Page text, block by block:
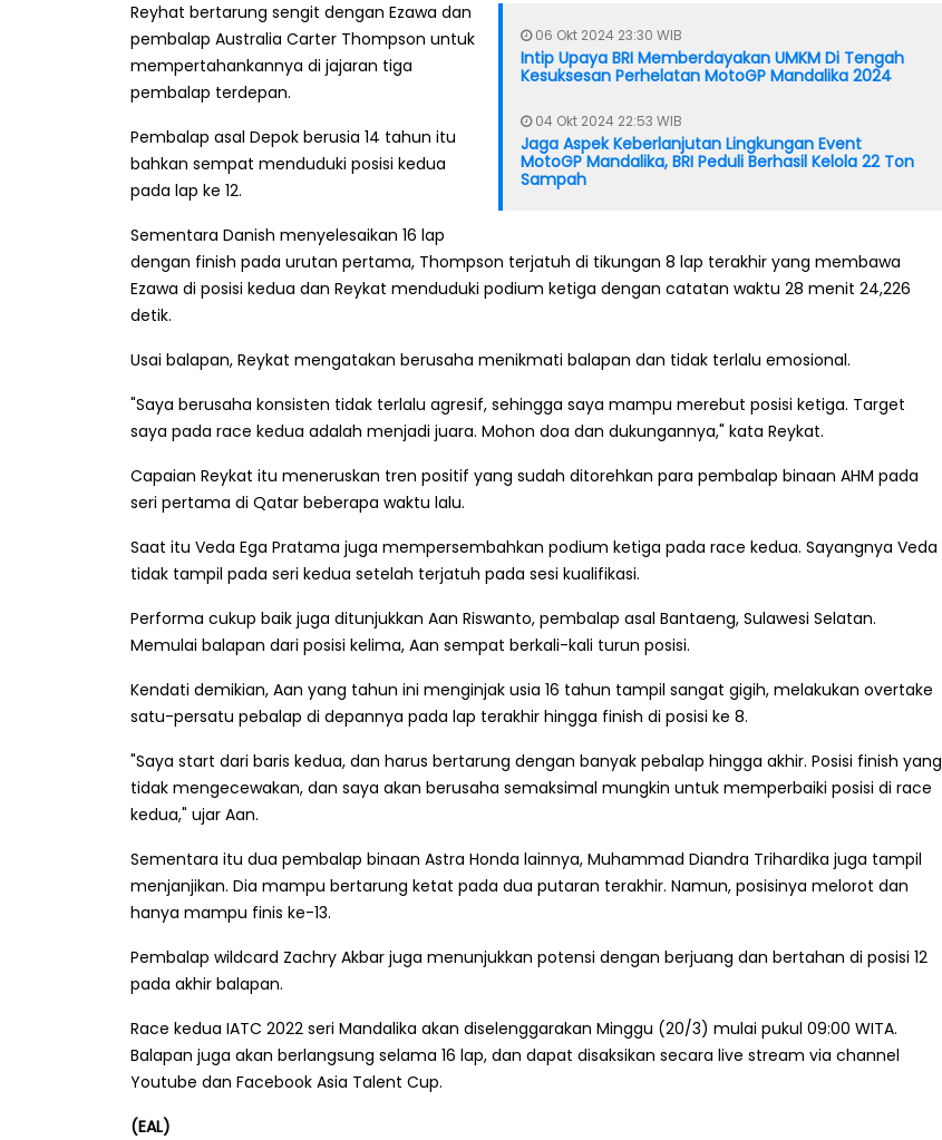
06 Okt 2024 23:30 WIB
Intip Upaya BRI Memberdayakan UMKM Di Tengah
Kesuksesan Perhelatan MotoGP Mandalika 2024
04 Okt 2024 22:53 WIB
Jaga Aspek Keberlanjutan Lingkungan Event
MotoGP Mandalika, BRI Peduli Berhasil Kelola 22 Ton
Sampah
Reyhat bertarung sengit dengan Ezawa dan
pembalap Australia Carter Thompson untuk
mempertahankannya di jajaran tiga
pembalap terdepan.
Pembalap asal Depok berusia 14 tahun itu
bahkan sempat menduduki posisi kedua
pada lap ke 12.
Sementara Danish menyelesaikan 16 lap
dengan finish pada urutan pertama, Thompson terjatuh di tikungan 8 lap terakhir yang membawa
Ezawa di posisi kedua dan Reykat menduduki podium ketiga dengan catatan waktu 28 menit 24,226
detik.
Usai balapan, Reykat mengatakan berusaha menikmati balapan dan tidak terlalu emosional.
"Saya berusaha konsisten tidak terlalu agresif, sehingga saya mampu merebut posisi ketiga. Target
saya pada race kedua adalah menjadi juara. Mohon doa dan dukungannya," kata Reykat.
Capaian Reykat itu meneruskan tren positif yang sudah ditorehkan para pembalap binaan AHM pada
seri pertama di Qatar beberapa waktu lalu.
Saat itu Veda Ega Pratama juga mempersembahkan podium ketiga pada race kedua. Sayangnya Veda
tidak tampil pada seri kedua setelah terjatuh pada sesi kualifikasi.
Performa cukup baik juga ditunjukkan Aan Riswanto, pembalap asal Bantaeng, Sulawesi Selatan.
Memulai balapan dari posisi kelima, Aan sempat berkali-kali turun posisi.
Kendati demikian, Aan yang tahun ini menginjak usia 16 tahun tampil sangat gigih, melakukan overtake
satu-persatu pebalap di depannya pada lap terakhir hingga finish di posisi ke 8.
"Saya start dari baris kedua, dan harus bertarung dengan banyak pebalap hingga akhir. Posisi finish yang
tidak mengecewakan, dan saya akan berusaha semaksimal mungkin untuk memperbaiki posisi di race
kedua," ujar Aan.
Sementara itu dua pembalap binaan Astra Honda lainnya, Muhammad Diandra Trihardika juga tampil
menjanjikan. Dia mampu bertarung ketat pada dua putaran terakhir. Namun, posisinya melorot dan
hanya mampu finis ke-13.
Pembalap wildcard Zachry Akbar juga menunjukkan potensi dengan berjuang dan bertahan di posisi 12
pada akhir balapan.
Race kedua IATC 2022 seri Mandalika akan diselenggarakan Minggu (20/3) mulai pukul 09:00 WITA.
Balapan juga akan berlangsung selama 16 lap, dan dapat disaksikan secara live stream via channel
Youtube dan Facebook Asia Talent Cup.
(EAL)